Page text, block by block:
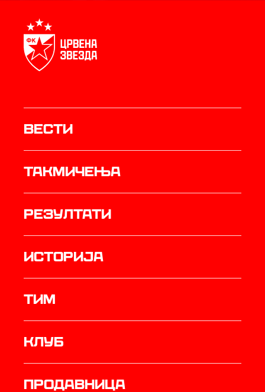
Вести
Такмичења
резултати
историја
ТИМ
Клуб
продавница